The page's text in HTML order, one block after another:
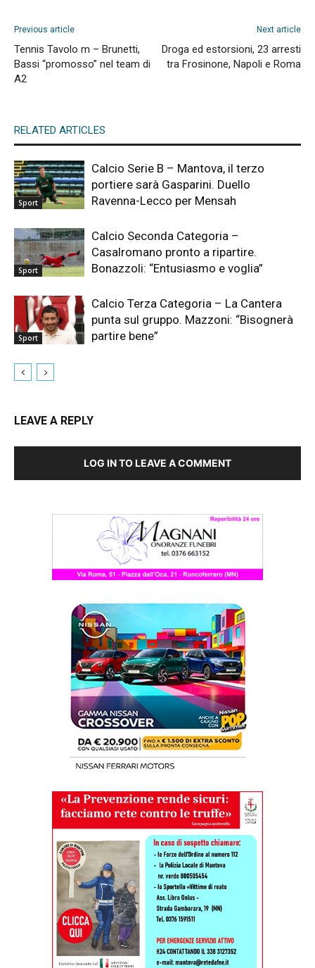
Previous article
Tennis Tavolo m – Brunetti,
Bassi “promosso” nel team di
A2
Next article
Droga ed estorsioni, 23 arresti
tra Frosinone, Napoli e Roma
RELATED ARTICLES
Sport
Calcio Serie B – Mantova, il terzo
portiere sarà Gasparini. Duello
Ravenna-Lecco per Mensah
Sport
Calcio Seconda Categoria –
Casalromano pronto a ripartire.
Bonazzoli: “Entusiasmo e voglia”
Sport
Calcio Terza Categoria – La Cantera
punta sul gruppo. Mazzoni: “Bisognerà
partire bene”
LEAVE A REPLY
LOG IN TO LEAVE A COMMENT